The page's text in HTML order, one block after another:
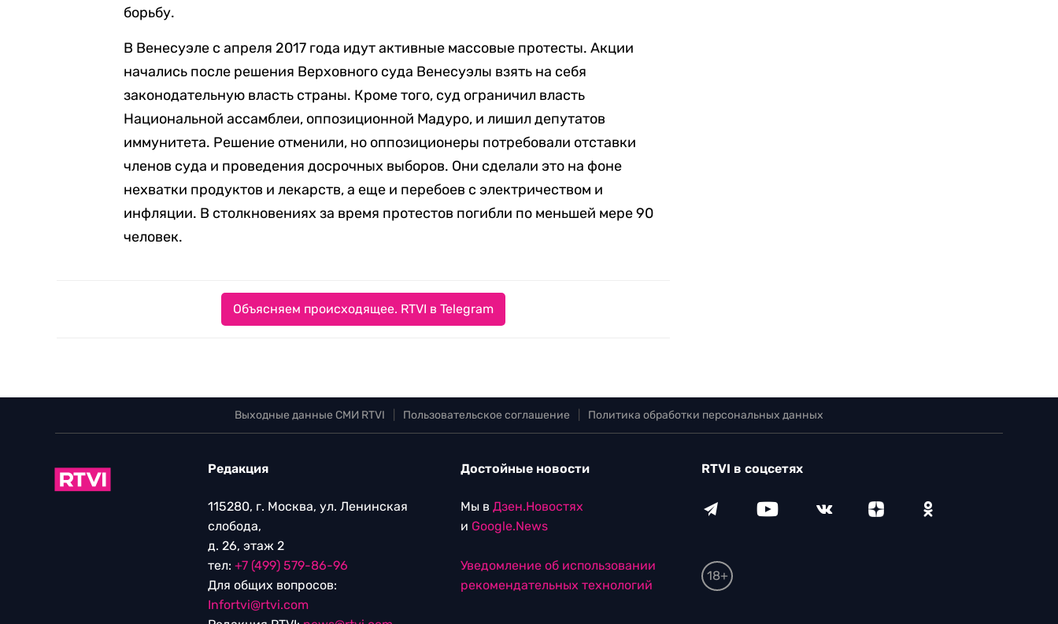
борьбу.
В Венесуэле с апреля 2017 года идут активные массовые протесты. Акции
начались после решения Верховного суда Венесуэлы взять на себя
законодательную власть страны. Кроме того, суд ограничил власть
Национальной ассамблеи, оппозиционной Мадуро, и лишил депутатов
иммунитета. Решение отменили, но оппозиционеры потребовали отставки
членов суда и проведения досрочных выборов. Они сделали это на фоне
нехватки продуктов и лекарств, а еще и перебоев с электричеством и
инфляции. В столкновениях за время протестов погибли по меньшей мере 90
человек.
Объясняем происходящее. RTVI в Telegram
Выходные данные СМИ RTVI Пользовательское соглашение Политика обработки персональных данных
Редакция
115280, г. Москва, ул. Ленинская
слобода,
д. 26, этаж 2
тел: +7 (499) 579-86-96
Для общих вопросов:
Infortvi@rtvi.com
Достойные новости
Мы в Дзен.Новостях
и Google.News
Уведомление об использовании
рекомендательных технологий
RTVI в соцсетях
18+